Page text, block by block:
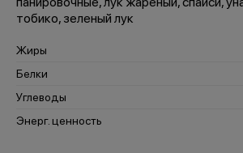
тобико, зеленый лук
Жиры
Белки
Углеводы
Энерг. ценность